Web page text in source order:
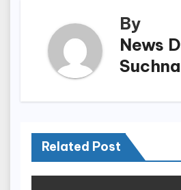
By
News
Suchna
Related Post